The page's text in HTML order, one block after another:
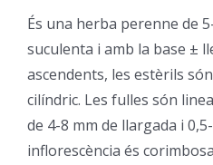
És una herba perenne de
suculenta i amb la base ±
ascendents, les estèrils
cilíndric. Les fulles són
de 4-8 mm de llargada i
inflorescència és